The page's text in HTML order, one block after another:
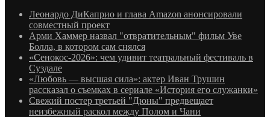
Леонардо ДиКаприо и глава Amazon анонсировали
совместный проект
Арми Хаммер назвал "отвратительным" фильм Уве
Болла, в котором сам снялся
«Сенокос-2026»: чем удивит театральный фестиваль в
Суздале
«Любовь — высшая сила»: актер Иван Трушин
рассказал о съемках в сериале «История его служанки»
Свежий постер третьей "Дюны" предвещает
неизбежный раскол между Полом и Чани